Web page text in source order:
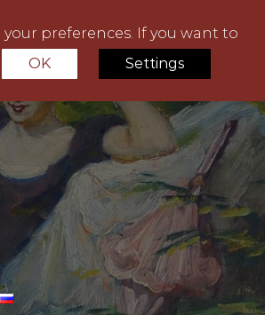
preferences. If you want to
OK Settings